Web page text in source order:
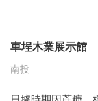
駐村等方式，提升
感教育，更期望能
國際。為提供優質
車埕木業展示館
南投